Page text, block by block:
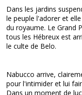
Dans les jardins
le peuple l'adorer et
du royaume. Le Grand
tous les Hébreux est
le culte de Belo.
Nabucco arrive,
pour l'intimider et lui
Dans un moment de